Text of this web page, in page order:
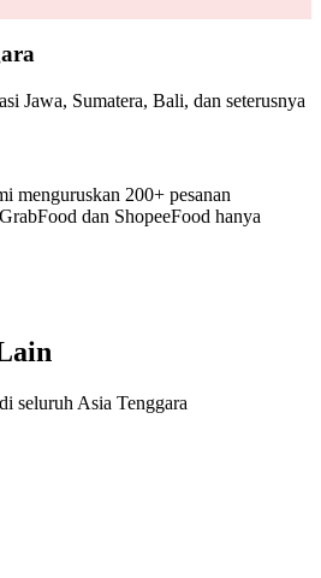
Jawa, Sumatera, Bali, dan seterusnya
menguruskan 200+ pesanan
dan ShopeeFood hanya
seluruh Asia Tenggara